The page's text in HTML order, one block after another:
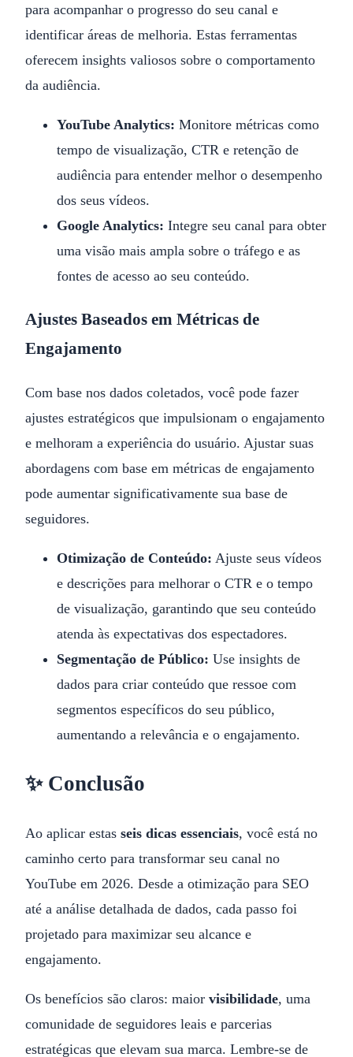
para acompanhar o progresso do seu canal e
identificar áreas de melhoria. Estas ferramentas
oferecem insights valiosos sobre o comportamento
da audiência.
YouTube Analytics: Monitore métricas como
tempo de visualização, CTR e retenção de
audiência para entender melhor o desempenho
dos seus vídeos.
Google Analytics: Integre seu canal para obter
uma visão mais ampla sobre o tráfego e as
fontes de acesso ao seu conteúdo.
Ajustes Baseados em Métricas de
Engajamento
Com base nos dados coletados, você pode fazer
ajustes estratégicos que impulsionam o engajamento
e melhoram a experiência do usuário. Ajustar suas
abordagens com base em métricas de engajamento
pode aumentar significativamente sua base de
seguidores.
Otimização de Conteúdo: Ajuste seus vídeos
e descrições para melhorar o CTR e o tempo
de visualização, garantindo que seu conteúdo
atenda às expectativas dos espectadores.
Segmentação de Público: Use insights de
dados para criar conteúdo que ressoe com
segmentos específicos do seu público,
aumentando a relevância e o engajamento.
✨ Conclusão
Ao aplicar estas seis dicas essenciais, você está no
caminho certo para transformar seu canal no
YouTube em 2026. Desde a otimização para SEO
até a análise detalhada de dados, cada passo foi
projetado para maximizar seu alcance e
engajamento.
Os benefícios são claros: maior visibilidade, uma
comunidade de seguidores leais e parcerias
estratégicas que elevam sua marca. Lembre-se de